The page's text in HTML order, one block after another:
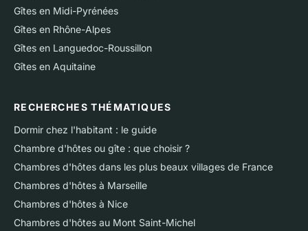
Gîtes en Midi-Pyrénées
Gîtes en Rhône-Alpes
Gîtes en Languedoc-Roussillon
Gîtes en Aquitaine
RECHERCHES THÉMATIQUES
Dormir chez l'habitant : le guide
Chambre d'hôtes ou gîte : que choisir ?
Chambres d'hôtes dans les plus beaux villages de France
Chambres d'hôtes à Marseille
Chambres d'hôtes à Nice
Chambres d'hôtes au Mont Saint-Michel